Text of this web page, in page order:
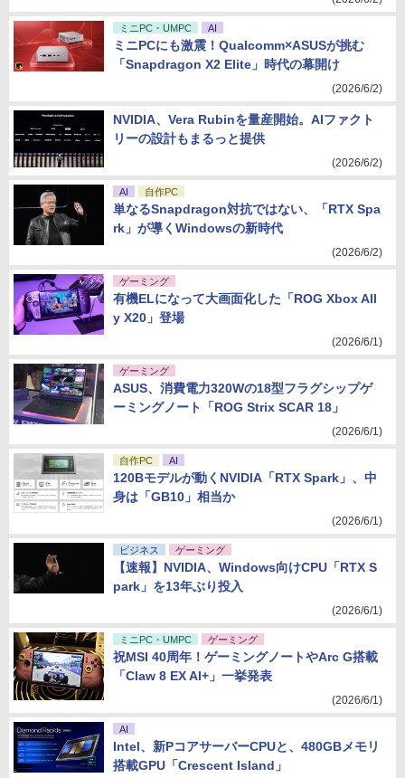
ミニPC・UMPC AI
ミニPCにも激震！Qualcomm×ASUSが挑む
「Snapdragon X2 Elite」時代の幕開け
(2026/6/2)
NVIDIA、Vera Rubinを量産開始。AIファクト
リーの設計もまるっと提供
(2026/6/2)
AI 自作PC
単なるSnapdragon対抗ではない、「RTX Spa
rk」が導くWindowsの新時代
(2026/6/2)
ゲーミング
有機ELになって大画面化した「ROG Xbox All
y X20」登場
(2026/6/1)
ゲーミング
ASUS、消費電力320Wの18型フラグシップゲ
ーミングノート「ROG Strix SCAR 18」
(2026/6/1)
自作PC AI
120Bモデルが動くNVIDIA「RTX Spark」、中
身は「GB10」相当か
(2026/6/1)
ビジネス ゲーミング
【速報】NVIDIA、Windows向けCPU「RTX S
park」を13年ぶり投入
(2026/6/1)
ミニPC・UMPC ゲーミング
祝MSI 40周年！ゲーミングノートやArc G搭載
「Claw 8 EX AI+」一挙発表
(2026/6/1)
AI
Intel、新PコアサーバーCPUと、480GBメモリ
搭載GPU「Crescent Island」